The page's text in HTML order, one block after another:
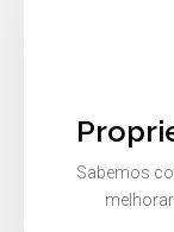
Sabemos